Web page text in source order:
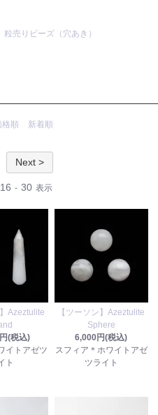
粒売りビーズ（穴あき）
格順 新着順
Next >
16 - 30 表示
Azeztulite
(税込)
イトアゼツ
ト
【ツーソン】Azeztulite
Sphere
6,000円(税込)
スフィア＊ホワイトアゼ
ツライト